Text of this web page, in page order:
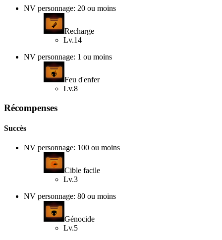
NV personnage: 20 ou moins
Recharge
Lv.14
NV personnage: 1 ou moins
Feu d'enfer
Lv.8
Récompenses
Succès
NV personnage: 100 ou moins
Cible facile
Lv.3
NV personnage: 80 ou moins
Génocide
Lv.5